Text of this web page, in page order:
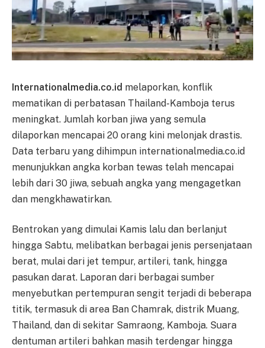
Internationalmedia.co.id melaporkan, konflik
mematikan di perbatasan Thailand-Kamboja terus
meningkat. Jumlah korban jiwa yang semula
dilaporkan mencapai 20 orang kini melonjak drastis.
Data terbaru yang dihimpun internationalmedia.co.id
menunjukkan angka korban tewas telah mencapai
lebih dari 30 jiwa, sebuah angka yang mengagetkan
dan mengkhawatirkan.
Bentrokan yang dimulai Kamis lalu dan berlanjut
hingga Sabtu, melibatkan berbagai jenis persenjataan
berat, mulai dari jet tempur, artileri, tank, hingga
pasukan darat. Laporan dari berbagai sumber
menyebutkan pertempuran sengit terjadi di beberapa
titik, termasuk di area Ban Chamrak, distrik Muang,
Thailand, dan di sekitar Samraong, Kamboja. Suara
dentuman artileri bahkan masih terdengar hingga